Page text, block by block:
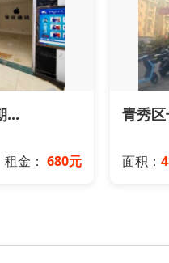
...
租金： 680元
青秀
面积：